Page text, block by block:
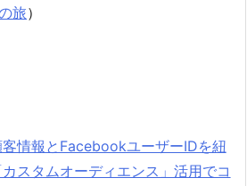
旅）
客情報とFacebookユーザーIDを紐
スタムオーディエンス」活用でコ